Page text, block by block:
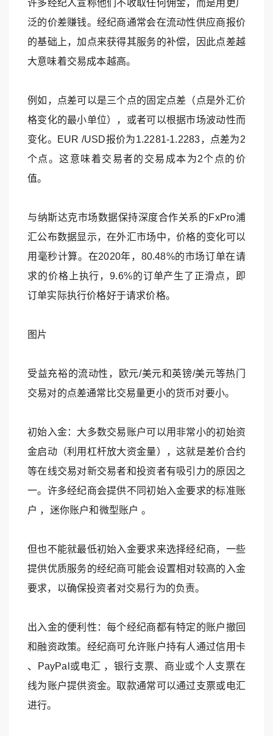
许多经纪人宣称他们不收取任何佣金，而是用更广
泛的价差赚钱。经纪商通常会在流动性供应商报价
的基础上，加点来获得其服务的补偿，因此点差越
大意味着交易成本越高。
例如，点差可以是三个点的固定点差（点是外汇价
格变化的最小单位），或者可以根据市场波动性而
变化。EUR /USD报价为1.2281-1.2283，点差为2
个点。这意味着交易者的交易成本为2个点的价
值。
与纳斯达克市场数据保持深度合作关系的FxPro浦
汇公布数据显示，在外汇市场中，价格的变化可以
用毫秒计算。在2020年，80.48%的市场订单在请
求的价格上执行，9.6%的订单产生了正滑点，即
订单实际执行价格好于请求价格。
图片
受益充裕的流动性，欧元/美元和英镑/美元等热门
交易对的点差通常比交易量更小的货币对要小。
初始入金：大多数交易账户可以用非常小的初始资
金启动（利用杠杆放大资金量），这就是差价合约
等在线交易对新交易者和投资者有吸引力的原因之
一。许多经纪商会提供不同初始入金要求的标准账
户 ，迷你账户和微型账户 。
但也不能就最低初始入金要求来选择经纪商，一些
提供优质服务的经纪商可能会设置相对较高的入金
要求，以确保投资者对交易行为的负责。
出入金的便利性：每个经纪商都有特定的账户撤回
和融资政策。经纪商可允许账户持有人通过信用卡
、PayPal或电汇 ，银行支票、商业或个人支票在
线为账户提供资金。取款通常可以通过支票或电汇
进行。